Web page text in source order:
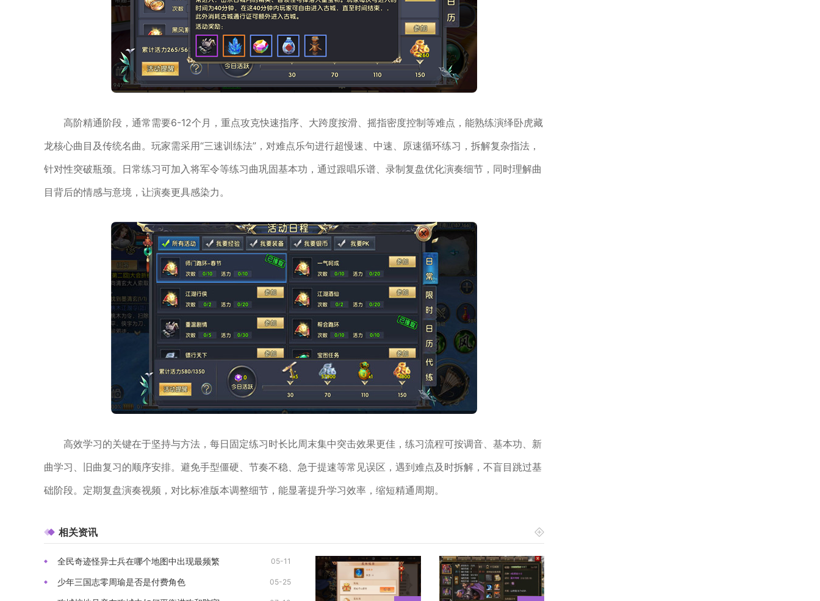
高阶精通阶段，通常需要6-12个月，重点攻克快速指序、大跨度按滑、摇指密度控制等难点，能熟练演绎卧虎藏
龙核心曲目及传统名曲。玩家需采用“三速训练法”，对难点乐句进行超慢速、中速、原速循环练习，拆解复杂指法，
针对性突破瓶颈。日常练习可加入将军令等练习曲巩固基本功，通过跟唱乐谱、录制复盘优化演奏细节，同时理解曲
目背后的情感与意境，让演奏更具感染力。
高效学习的关键在于坚持与方法，每日固定练习时长比周末集中突击效果更佳，练习流程可按调音、基本功、新
曲学习、旧曲复习的顺序安排。避免手型僵硬、节奏不稳、急于提速等常见误区，遇到难点及时拆解，不盲目跳过基
础阶段。定期复盘演奏视频，对比标准版本调整细节，能显著提升学习效率，缩短精通周期。
相关资讯
全民奇迹怪异士兵在哪个地图中出现最频繁 05-11
少年三国志零周瑜是否是付费角色 05-25